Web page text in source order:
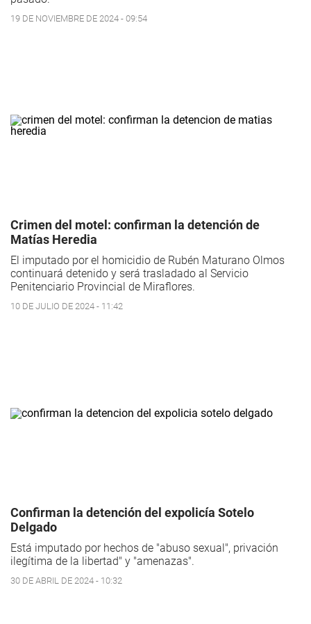
19 DE NOVIEMBRE DE 2024 - 09:54
Crimen del motel: confirman la detención de
Matías Heredia
El imputado por el homicidio de Rubén Maturano Olmos
continuará detenido y será trasladado al Servicio
Penitenciario Provincial de Miraflores.
10 DE JULIO DE 2024 - 11:42
Confirman la detención del expolicía Sotelo
Delgado
Está imputado por hechos de "abuso sexual", privación
ilegítima de la libertad" y "amenazas".
30 DE ABRIL DE 2024 - 10:32